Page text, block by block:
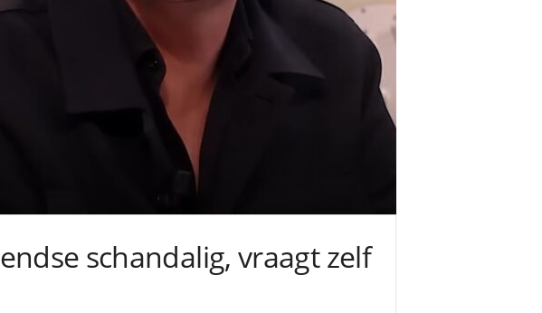
schandalig, vraagt zelf